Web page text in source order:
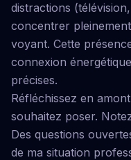
distractions
concentrer
voyant. Cette
connexion
précises.
Réfléchissez en
souhaitez poser.
Des questions
de ma situation